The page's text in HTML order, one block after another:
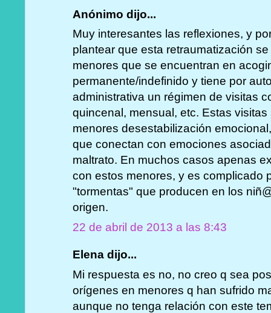
Anónimo dijo...
Muy interesantes las reflexiones, y
plantear que esta retraumatización
menores que se encuentran en
permanente/indefinido y tiene por
administrativa un régimen de visitas
quincenal, mensual, etc. Estas
menores desestabilización
que conectan con emociones
maltrato. En muchos casos apenas
con estos menores, y es complicado
"tormentas" que producen en los
origen.
22 de abril de 2013 a las 8:43
Elena dijo...
Mi respuesta es no, no creo q sea
orígenes en menores q han sufrido
aunque no tenga relación con este